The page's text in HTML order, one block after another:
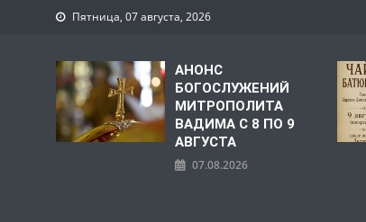
Пятница, 07 августа, 2026
АНОНС
БОГОСЛУЖЕНИЙ
МИТРОПОЛИТА
ВАДИМА С 8 ПО 9
АВГУСТА
07.08.2026